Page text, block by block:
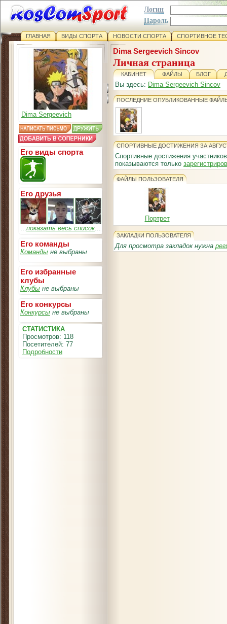
Логин
Пароль
ГЛАВНАЯ ВИДЫ СПОРТА НОВОСТИ СПОРТА СПОРТИВНОЕ
Dima Sergeevich
Его виды спорта
Его друзья
...показать весь список...
Его команды
Команды не выбраны
Его избранные
клубы
Клубы не выбраны
Его конкурсы
Конкурсы не выбраны
СТАТИСТИКА
Просмотров: 118
Посетителей: 77
Подробности
Dima Sergeevich Sincov
Личная страница
КАБИНЕТ ФАЙЛЫ БЛОГ
Вы здесь: Dima Sergeevich Sincov
ПОСЛЕДНИЕ ОПУБЛИКОВАННЫЕ
СПОРТИВНЫЕ ДОСТИЖЕНИЯ ЗА
Спортивные достижения
показываются только
ФАЙЛЫ ПОЛЬЗОВАТЕЛЯ
Портрет
ЗАКЛАДКИ ПОЛЬЗОВАТЕЛЯ
Для просмотра закладок нужна